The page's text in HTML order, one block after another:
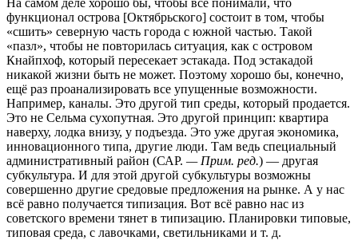
функционал острова [Октябрьского] состоит в том, чтобы
«сшить» северную часть города с южной частью. Такой
«пазл», чтобы не повторилась ситуация, как с островом
Кнайпхоф, который пересекает эстакада. Под эстакадой
никакой жизни быть не может. Поэтому хорошо бы, конечно,
ещё раз проанализировать все упущенные возможности.
Например, каналы. Это другой тип среды, который продается.
Это не Сельма сухопутная. Это другой принцип: квартира
наверху, лодка внизу, у подъезда. Это уже другая экономика,
инновационного типа, другие люди. Там ведь специальный
административный район (САР. — Прим. ред.) — другая
субкультура. И для этой другой субкультуры возможны
совершенно другие средовые предложения на рынке. А у нас
всё равно получается типизация. Вот всё равно нас из
советского времени тянет в типизацию. Планировки типовые,
типовая среда, с лавочками, светильниками и т. д.